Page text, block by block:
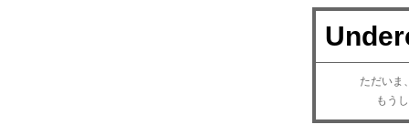
ただいま
もうし